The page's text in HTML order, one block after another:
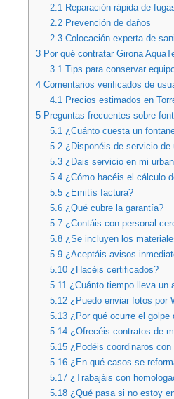
2.1 Reparación rápida de
2.2Prevención de daños
2.3Colocación experta de
3 Por qué contratar Girona
3.1 Tips para conservar
4 Comentarios verificados de
4.1 Precios estimados en
5 Preguntas frecuentes sobre
5.1 ¿Cuánto cuesta un
5.2¿Disponéis de servicio de
5.3¿Dais servicio en mi
5.4¿Cómo hacéis el cálculo
5.5¿Emitís factura?
5.6¿Qué cubre la garantía?
5.7¿Contáis con personal
5.8¿Se incluyen los
5.9¿Aceptáis avisos
5.10¿Hacéis certificados?
5.11 ¿Cuánto tiempo lleva un
5.12¿Puedo enviar fotos por
5.13¿Por qué ocurre el golpe
5.14¿Ofrecéis contratos de
5.15¿Podéis coordinaros con
5.16¿En qué casos se
5.17¿Trabajáis con
5.18¿Qué pasa si no estoy